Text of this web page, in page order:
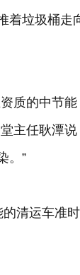
着垃圾桶走
质的中节
主任耿潭
。”
清运车准